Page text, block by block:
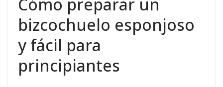
Cómo preparar un
bizcochuelo esponjoso
y fácil para
principiantes